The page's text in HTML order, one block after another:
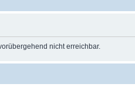
nicht erreichbar.